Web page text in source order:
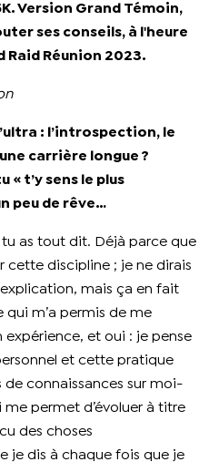
Version Grand Témoin,
ses conseils, à l'heure
Raid Réunion 2023.
: l’introspection, le
carrière longue ?
« t’y sens le plus
peu de rêve…
tu as tout dit. Déjà parce que
cette discipline ; je ne dirais
explication, mais ça en fait
qui m’a permis de me
expérience, et oui : je pense
et cette pratique
de connaissances sur moi-
permet d’évoluer à titre
des choses
je dis à chaque fois que je